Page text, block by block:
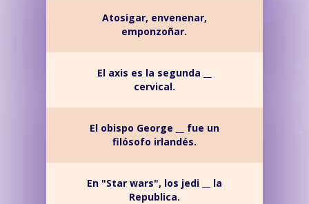
Atosigar, envenenar,
emponzoñar.
El axis es la segunda __
cervical.
El obispo George __ fue un
filósofo irlandés.
En "Star wars", los jedi __ la
Republica.